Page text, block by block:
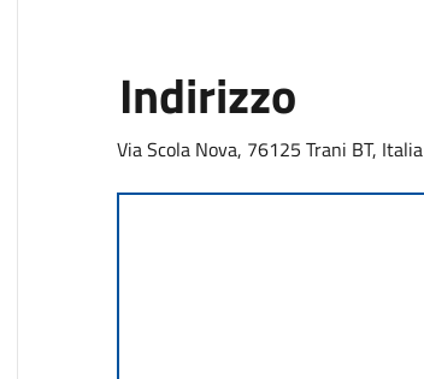
Indirizzo
Via Scola Nova, 76125 Trani BT, Italia